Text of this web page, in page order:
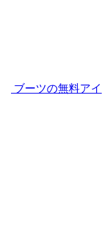
ブーツの無料アイ